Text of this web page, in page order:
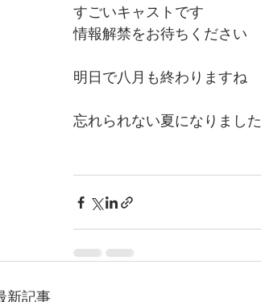
すごいキャストです
情報解禁をお待ちください
明日で八月も終わりますね
忘れられない夏になりました
新記事